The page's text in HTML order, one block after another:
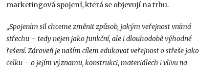
marketingová spojení, která se objevují na trhu.
„Spojením sil chceme změnit způsob, jakým veřejnost vnímá
střechu – tedy nejen jako funkční, ale i dlouhodobě výhodné
řešení. Zároveň je naším cílem edukovat veřejnost o střeše jako
celku – o jejím významu, konstrukci, materiálech i vlivu na